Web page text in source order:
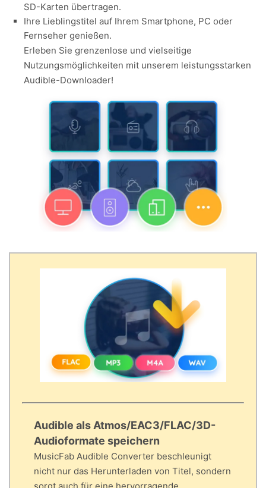
SD-Karten übertragen.
Ihre Lieblingstitel auf Ihrem Smartphone, PC oder
Fernseher genießen.
Erleben Sie grenzenlose und vielseitige
Nutzungsmöglichkeiten mit unserem leistungsstarken
Audible-Downloader!
Audible als Atmos/EAC3/FLAC/3D-
Audioformate speichern
MusicFab Audible Converter beschleunigt
nicht nur das Herunterladen von Titel, sondern